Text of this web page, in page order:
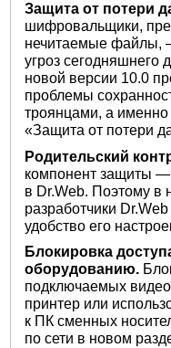
Защита от потери
шифровальщики,
нечитаемые файлы,
угроз сегодняшнего
новой версии 10.0
проблемы
троянцами, а
«Защита от потери
Родительский
компонент защиты
в Dr.Web. Поэтому в
разработчики
удобство его
Блокировка
оборудованию.
подключаемых
принтер или
к ПК сменных
по сети в новом